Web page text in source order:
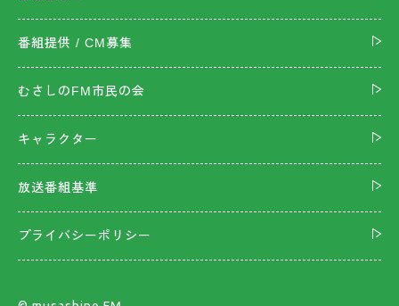
番組提供 / CM募集
むさしのFM市民の会
キャラクター
放送番組基準
プライバシーポリシー